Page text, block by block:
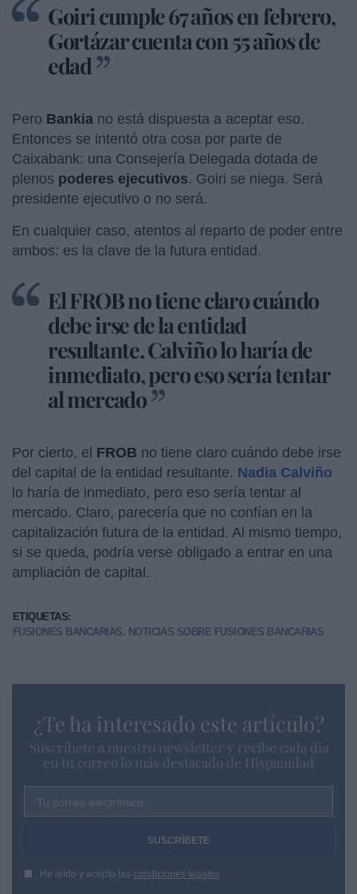
Goiri cumple 67 años en febrero,
Gortázar cuenta con 55 años de
edad
Pero Bankia no está dispuesta a aceptar eso.
Entonces se intentó otra cosa por parte de
Caixabank: una Consejería Delegada dotada de
plenos poderes ejecutivos. Goiri se niega. Será
presidente ejecutivo o no será.
En cualquier caso, atentos al reparto de poder entre
ambos: es la clave de la futura entidad.
El FROB no tiene claro cuándo
debe irse de la entidad
resultante. Calviño lo haría de
inmediato, pero eso sería tentar
al mercado
Por cierto, el FROB no tiene claro cuándo debe irse
del capital de la entidad resultante. Nadia Calviño
lo haría de inmediato, pero eso sería tentar al
mercado. Claro, parecería que no confían en la
capitalización futura de la entidad. Al mismo tiempo,
si se queda, podría verse obligado a entrar en una
ampliación de capital.
ETIQUETAS:
FUSIONES BANCARIAS. NOTICIAS SOBRE FUSIONES BANCARIAS
¿Te ha interesado este artículo?
Suscríbete a nuestro newsletter y recibe cada dia
en tu correo lo más destacado de Hispanidad
Tu correo electrónico...
He leído y acepto las condiciones legales